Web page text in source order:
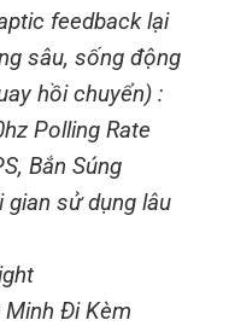
feedback lại
sâu, sống động
hồi chuyển) :
Polling Rate
Bắn Súng
sử dụng lâu
Đi Kèm